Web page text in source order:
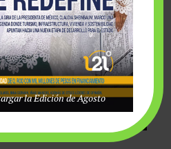
la Edición de Agosto